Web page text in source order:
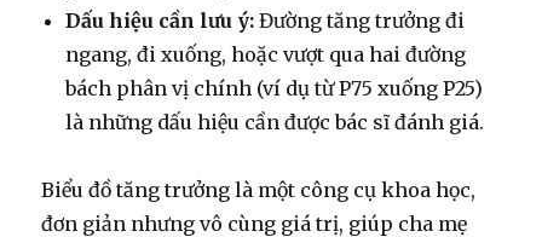
Dấu hiệu cần lưu ý: Đường tăng trưởng đi
ngang, đi xuống, hoặc vượt qua hai đường
bách phân vị chính (ví dụ từ P75 xuống P25)
là những dấu hiệu cần được bác sĩ đánh giá.
Biểu đồ tăng trưởng là một công cụ khoa học,
đơn giản nhưng vô cùng giá trị, giúp cha mẹ